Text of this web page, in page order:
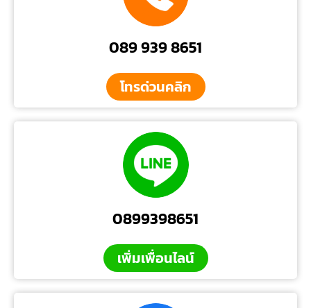
089 939 8651
โทรด่วนคลิก
0899398651
เพิ่มเพื่อนไลน์